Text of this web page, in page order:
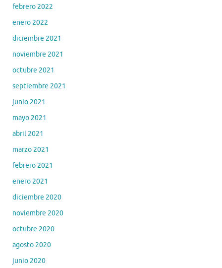
febrero 2022
enero 2022
diciembre 2021
noviembre 2021
octubre 2021
septiembre 2021
junio 2021
mayo 2021
abril 2021
marzo 2021
febrero 2021
enero 2021
diciembre 2020
noviembre 2020
octubre 2020
agosto 2020
junio 2020